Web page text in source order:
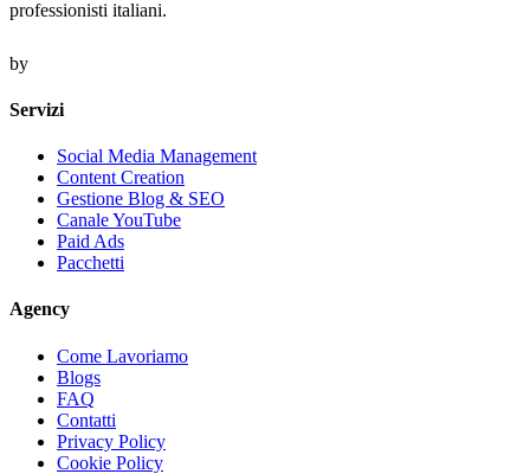
professionisti italiani.
by
Servizi
Social Media Management
Content Creation
Gestione Blog & SEO
Canale YouTube
Paid Ads
Pacchetti
Agency
Come Lavoriamo
Blogs
FAQ
Contatti
Privacy Policy
Cookie Policy